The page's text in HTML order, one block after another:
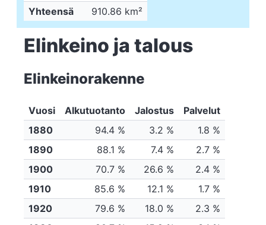
Yhteensä
910.86 km²
Elinkeino ja talous
Elinkeinorakenne
Vuosi Alkutuotanto Jalostus
Palvelut
1880
94.4 % 3.2 %
1.8 %
1890
88.1 % 7.4 %
2.7 %
1900
70.7 % 26.6 %
2.4 %
1910
85.6 % 12.1 %
1.7 %
1920
79.6 % 18.0 %
2.3 %